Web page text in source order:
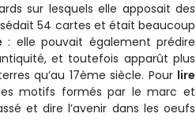
sur lesquels elle apposait des
54 cartes et était beaucoup
: elle pouvait également prédire
et toutefois apparût plus
qu’au 17ème siècle. Pour lire
motifs formés par le marc et
et dire l’avenir dans les oeufs